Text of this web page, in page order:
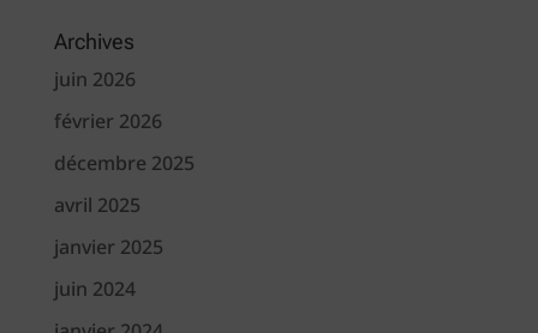
Archives
juin 2026
février 2026
décembre 2025
avril 2025
janvier 2025
juin 2024